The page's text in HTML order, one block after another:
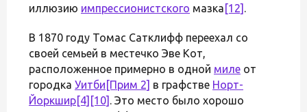
иллюзию импрессионистского мазка [12] .
В 1870 году Томас Сатклифф переехал со
своей семьей в местечко Эве Кот,
расположенное примерно в одной миле от
городка Уитби [Прим 2] в графстве Норт-
Йоркшир[4] [10] . Это место было хорошо